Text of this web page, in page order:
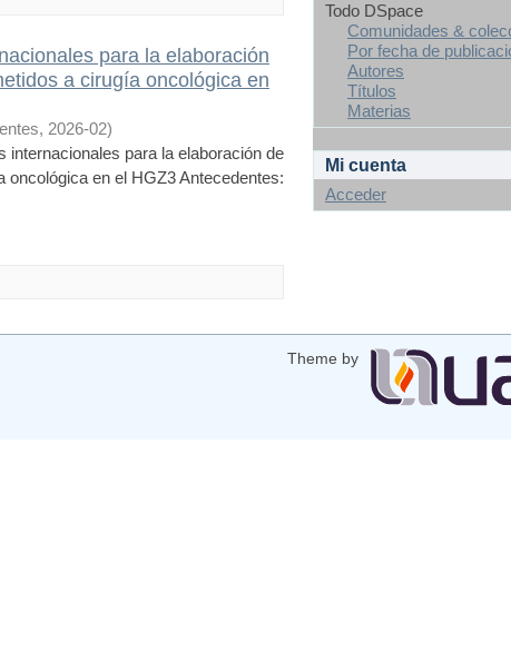
para la elaboración
a cirugía oncológica en
, 2026-02)
para la elaboración de
en el HGZ3 Antecedentes:
Todo DSpace
Comunidades &
Por fecha de
Autores
Títulos
Materias
Mi cuenta
Acceder
Theme by